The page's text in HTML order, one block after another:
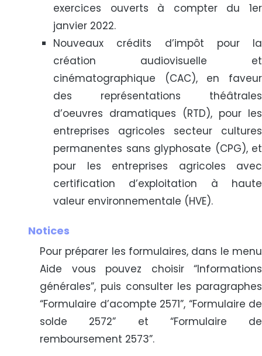
exercices ouverts à compter du 1er
janvier 2022.
Nouveaux crédits d’impôt pour la
création audiovisuelle et
cinématographique (CAC), en faveur
des représentations théâtrales
d’oeuvres dramatiques (RTD), pour les
entreprises agricoles secteur cultures
permanentes sans glyphosate (CPG), et
pour les entreprises agricoles avec
certification d’exploitation à haute
valeur environnementale (HVE).
Notices
Pour préparer les formulaires, dans le menu
Aide vous pouvez choisir “Informations
générales”, puis consulter les paragraphes
“Formulaire d’acompte 2571”, “Formulaire de
solde 2572” et “Formulaire de
remboursement 2573”.